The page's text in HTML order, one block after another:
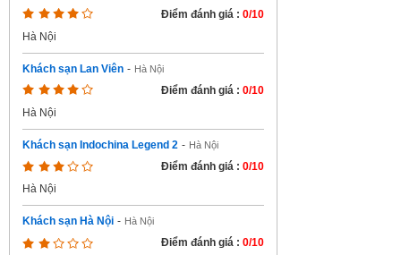
Điểm đánh giá : 0/10
Hà Nội
Khách sạn Lan Viên - Hà Nội
Điểm đánh giá : 0/10
Hà Nội
Khách sạn Indochina Legend 2 - Hà Nội
Điểm đánh giá : 0/10
Hà Nội
Khách sạn Hà Nội - Hà Nội
Điểm đánh giá : 0/10